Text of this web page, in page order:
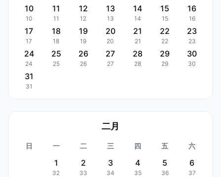
10
10
11
11
12
12
13
13
14
14
15
15
16
16
17
17
18
18
19
19
20
20
21
21
22
22
23
23
24
24
25
25
26
26
27
27
28
28
29
29
30
30
31
31
二月
日 一 二 三 四 五 六
1
32
2
33
3
34
4
35
5
36
6
37